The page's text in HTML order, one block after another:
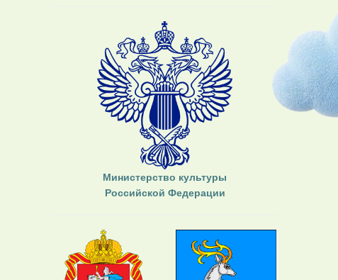
Министерство культуры
Российской Федерации